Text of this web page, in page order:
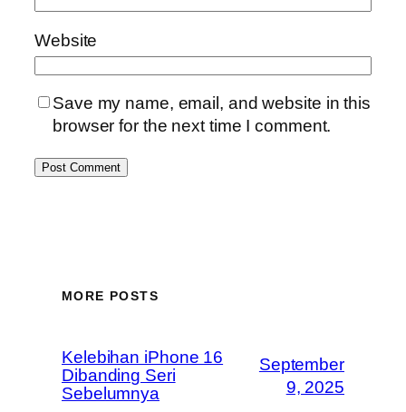
Website
Save my name, email, and website in this
browser for the next time I comment.
MORE POSTS
Kelebihan iPhone 16
Dibanding Seri
Sebelumnya
September
9, 2025